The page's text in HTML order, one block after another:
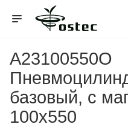
A23100550O
базовый, с
100x550